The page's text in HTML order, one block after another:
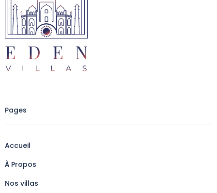
Pages
Accueil
À Propos
Nos villas